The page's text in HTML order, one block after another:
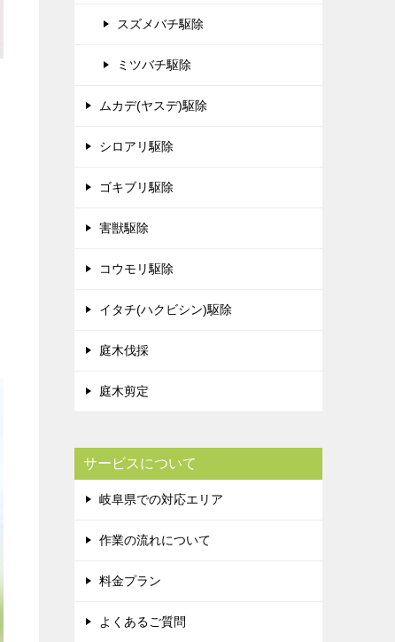
スズメバチ駆除
ミツバチ駆除
ムカデ(ヤスデ)駆除
シロアリ駆除
ゴキブリ駆除
害獣駆除
コウモリ駆除
イタチ(ハクビシン)駆除
庭木伐採
庭木剪定
サービスについて
岐阜県での対応エリア
作業の流れについて
料金プラン
よくあるご質問